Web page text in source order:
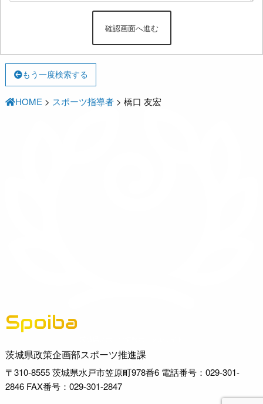
もう一度検索する
HOME > スポーツ指導者 >橋口 友宏
Spoiba
茨城県政策企画部スポーツ推進課
〒310-8555 茨城県水戸市笠原町978番6 電話番号：029-301-
2846 FAX番号：029-301-2847